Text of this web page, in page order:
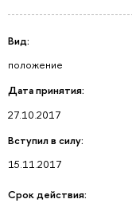
Вид:
положение
Дата принятия:
27.10.2017
Вступил в силу:
15.11.2017
Срок действия: